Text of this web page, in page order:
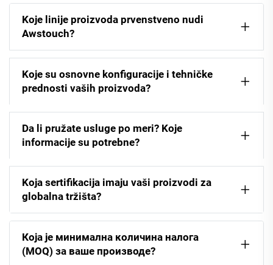
Koje linije proizvoda prvenstveno nudi
Awstouch?
Koje su osnovne konfiguracije i tehničke
prednosti vaših proizvoda?
Da li pružate usluge po meri? Koje
informacije su potrebne?
Koja sertifikacija imaju vaši proizvodi za
globalna tržišta?
Која је минимална количина налога
(MOQ) за ваше производе?